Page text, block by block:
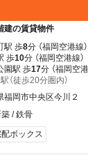
建の賃貸物件
駅 歩8分 （福岡空港線）
歩10分 （福岡空港線）
園駅 歩17分 （福岡空港
（徒歩20分圏内）
福岡市中央区今川２
/ 鉄骨
ボックス